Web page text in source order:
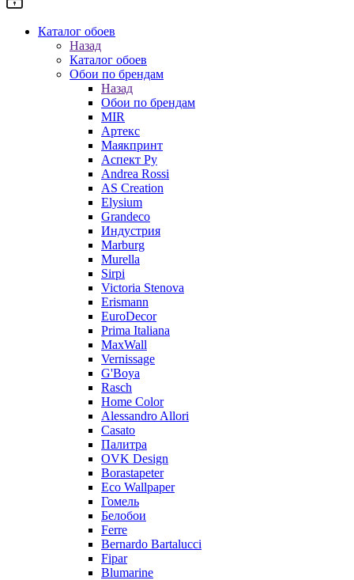
Каталог обоев
Назад
Каталог обоев
Обои по брендам
Назад
Обои по брендам
MIR
Артекс
Маякпринт
Аспект Ру
Andrea Rossi
AS Creation
Elysium
Grandeco
Индустрия
Marburg
Murella
Sirpi
Victoria Stenova
Erismann
EuroDecor
Prima Italiana
MaxWall
Vernissage
G'Boya
Rasch
Home Color
Alessandro Allori
Casato
Палитра
OVK Design
Borastapeter
Eco Wallpaper
Гомель
Белобои
Ferre
Bernardo Bartalucci
Fipar
Blumarine